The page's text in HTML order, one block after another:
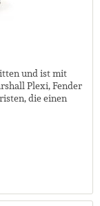
und ist mit
Plexi, Fender
die einen